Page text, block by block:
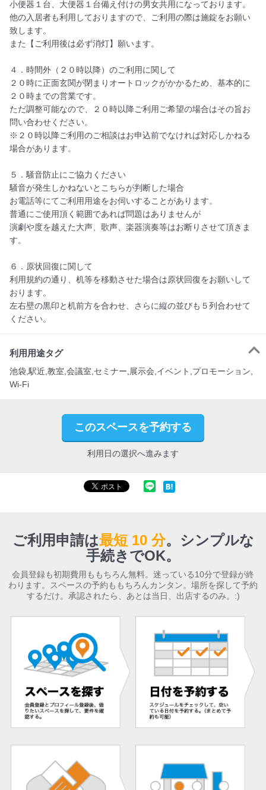
小便器１台、大便器１台備え付けの男女共用になっております。
他の入居者も利用しておりますので、ご利用の際は施錠をお願い
致します。
また【ご利用後は必ず消灯】願います。
４．時間外（２０時以降）のご利用に関して
２０時に正面玄関が閉まりオートロックがかかるため、基本的に
２０時までの営業です。
ただ調整可能なので、２０時以降ご利用ご希望の場合はその旨お
問い合わせください。
※２０時以降ご利用のご相談はお申込前でなければ対応しかねる
場合があります。
５．騒音防止にご協力ください
騒音が発生しかねないとこちらが判断した場合
お電話等にてご利用用途をお伺いすることがあります。
普通にご使用頂く範囲であれば問題はありませんが
演劇や度を越えた大声、歌声、楽器演奏等はお断りさせて頂きま
す。
６．原状回復に関して
利用規約の通り、机等を移動させた場合は原状回復をお願いして
おります。
左右壁の黒印と机前方を合わせ、さらに縦の並びも５列合わせて
ください。
利用用途タグ
池袋,駅近,教室,会議室,セミナー,展示会,イベント,プロモーション,
Wi-Fi
このスペースを予約する
利用日の選択へ進みます
ご利用申請は最短 10 分。 シンプルな
手続きでOK。
会員登録も初期費用ももちろん無料。迷っている10分で登録が終
わります。スペースの予約ももちろんカンタン。場所を探して予約
するだけ。承認されたら、あとは当日、出店するのみ。:)